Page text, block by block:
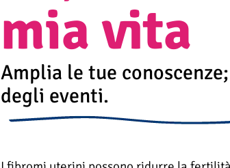
mia vita
Amplia le tue
degli eventi.